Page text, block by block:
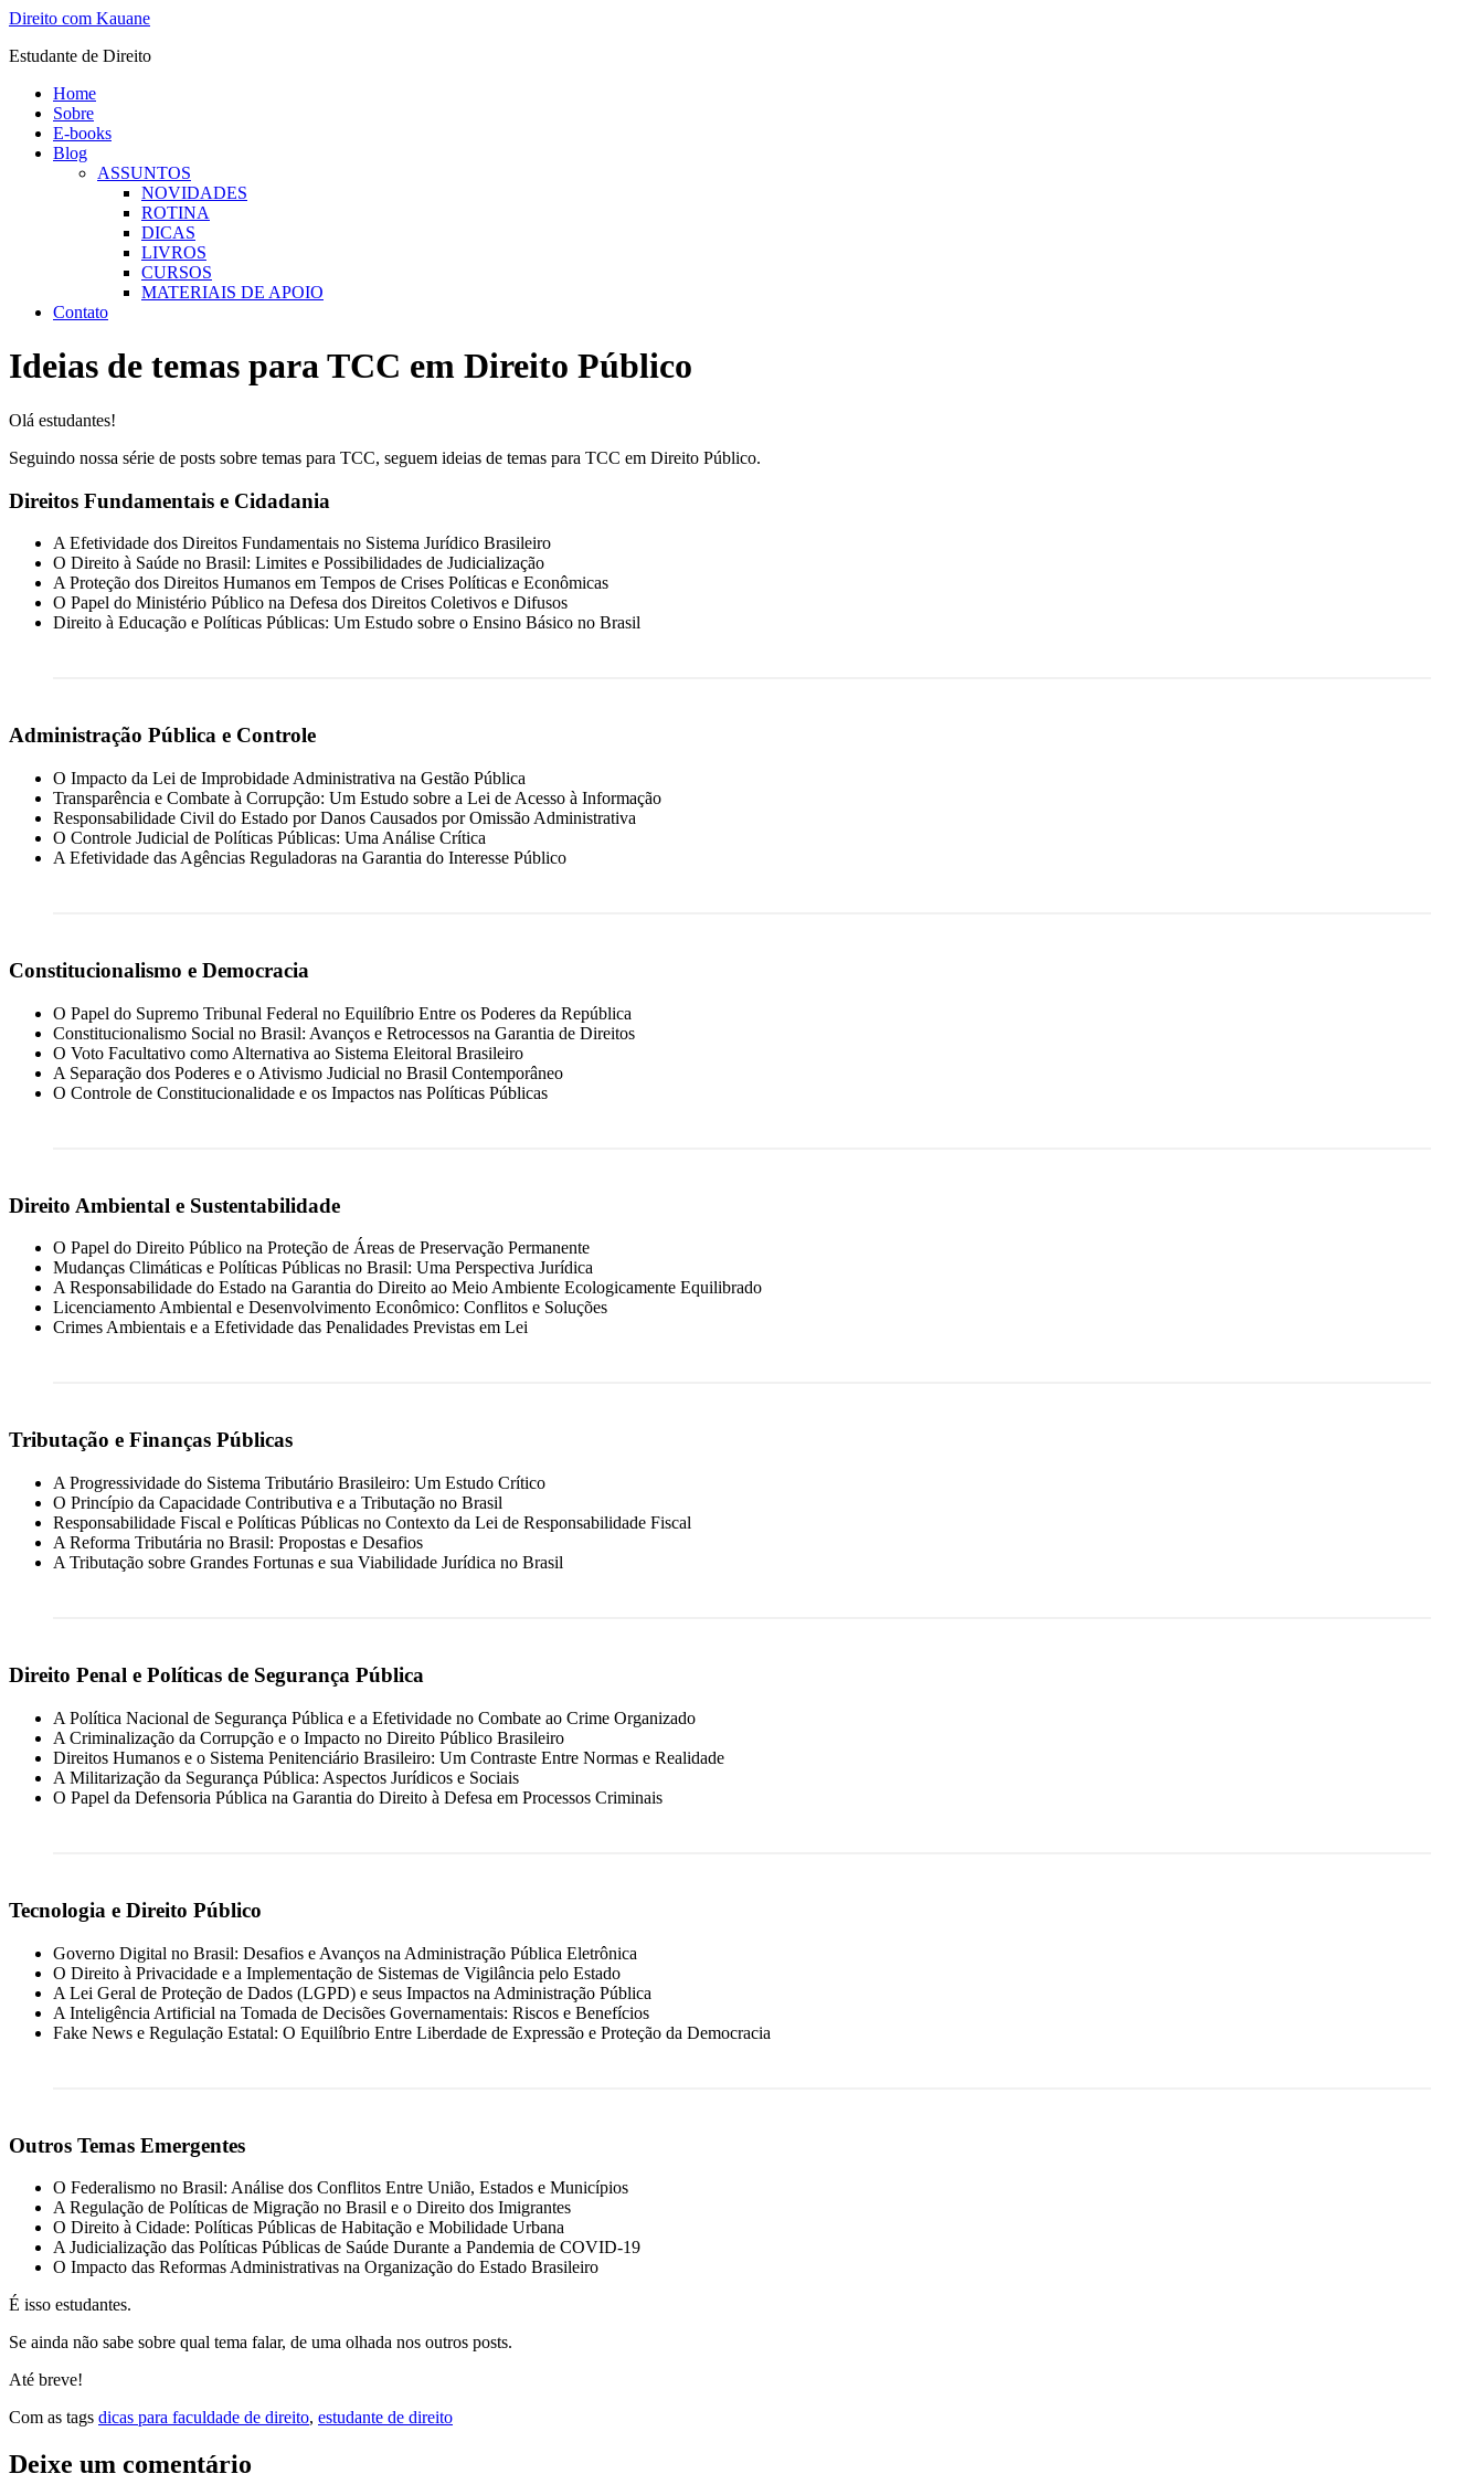
Ir
o
Direito com Kauane
Estudante de Direito
Home
Sobre
E-books
Blog
ASSUNTOS
NOVIDADES
ROTINA
DICAS
LIVROS
CURSOS
MATERIAIS DE APOIO
Contato
Ideias de temas para TCC em Direito Público
Olá estudantes!
Seguindo nossa série de posts sobre temas para TCC, seguem ideias de temas para TCC em Direito Público.
Direitos Fundamentais e Cidadania
A Efetividade dos Direitos Fundamentais no Sistema Jurídico Brasileiro
O Direito à Saúde no Brasil: Limites e Possibilidades de Judicialização
A Proteção dos Direitos Humanos em Tempos de Crises Políticas e Econômicas
O Papel do Ministério Público na Defesa dos Direitos Coletivos e Difusos
Direito à Educação e Políticas Públicas: Um Estudo sobre o Ensino Básico no Brasil
Administração Pública e Controle
O Impacto da Lei de Improbidade Administrativa na Gestão Pública
Transparência e Combate à Corrupção: Um Estudo sobre a Lei de Acesso à Informação
Responsabilidade Civil do Estado por Danos Causados por Omissão Administrativa
O Controle Judicial de Políticas Públicas: Uma Análise Crítica
A Efetividade das Agências Reguladoras na Garantia do Interesse Público
Constitucionalismo e Democracia
O Papel do Supremo Tribunal Federal no Equilíbrio Entre os Poderes da República
Constitucionalismo Social no Brasil: Avanços e Retrocessos na Garantia de Direitos
O Voto Facultativo como Alternativa ao Sistema Eleitoral Brasileiro
A Separação dos Poderes e o Ativismo Judicial no Brasil Contemporâneo
O Controle de Constitucionalidade e os Impactos nas Políticas Públicas
Direito Ambiental e Sustentabilidade
O Papel do Direito Público na Proteção de Áreas de Preservação Permanente
Mudanças Climáticas e Políticas Públicas no Brasil: Uma Perspectiva Jurídica
A Responsabilidade do Estado na Garantia do Direito ao Meio Ambiente Ecologicamente Equilibrado
Licenciamento Ambiental e Desenvolvimento Econômico: Conflitos e Soluções
Crimes Ambientais e a Efetividade das Penalidades Previstas em Lei
Tributação e Finanças Públicas
A Progressividade do Sistema Tributário Brasileiro: Um Estudo Crítico
O Princípio da Capacidade Contributiva e a Tributação no Brasil
Responsabilidade Fiscal e Políticas Públicas no Contexto da Lei de Responsabilidade Fiscal
A Reforma Tributária no Brasil: Propostas e Desafios
A Tributação sobre Grandes Fortunas e sua Viabilidade Jurídica no Brasil
Direito Penal e Políticas de Segurança Pública
A Política Nacional de Segurança Pública e a Efetividade no Combate ao Crime Organizado
A Criminalização da Corrupção e o Impacto no Direito Público Brasileiro
Direitos Humanos e o Sistema Penitenciário Brasileiro: Um Contraste Entre Normas e Realidade
A Militarização da Segurança Pública: Aspectos Jurídicos e Sociais
O Papel da Defensoria Pública na Garantia do Direito à Defesa em Processos Criminais
Tecnologia e Direito Público
Governo Digital no Brasil: Desafios e Avanços na Administração Pública Eletrônica
O Direito à Privacidade e a Implementação de Sistemas de Vigilância pelo Estado
A Lei Geral de Proteção de Dados (LGPD) e seus Impactos na Administração Pública
A Inteligência Artificial na Tomada de Decisões Governamentais: Riscos e Benefícios
Fake News e Regulação Estatal: O Equilíbrio Entre Liberdade de Expressão e Proteção da Democracia
Outros Temas Emergentes
O Federalismo no Brasil: Análise dos Conflitos Entre União, Estados e Municípios
A Regulação de Políticas de Migração no Brasil e o Direito dos Imigrantes
O Direito à Cidade: Políticas Públicas de Habitação e Mobilidade Urbana
A Judicialização das Políticas Públicas de Saúde Durante a Pandemia de COVID-19
O Impacto das Reformas Administrativas na Organização do Estado Brasileiro
É isso estudantes.
Se ainda não sabe sobre qual tema falar, de uma olhada nos outros posts.
Até breve!
Com as tags dicas para faculdade de direito, estudante de direito
Deixe um comentário